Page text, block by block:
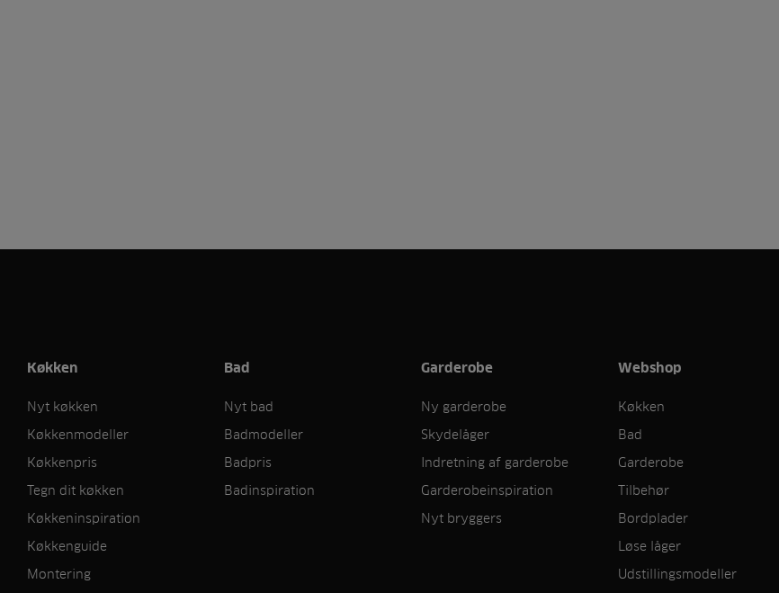
Køkken
Nyt køkken
Køkkenmodeller
Køkkenpris
Tegn dit køkken
Køkkeninspiration
Køkkenguide
Montering
Bad
Nyt bad
Badmodeller
Badpris
Badinspiration
Garderobe
Ny garderobe
Skydelåger
Indretning af garderobe
Garderobeinspiration
Nyt bryggers
Webshop
Køkken
Bad
Garderobe
Tilbehør
Bordplader
Løse låger
Udstillingsmodeller